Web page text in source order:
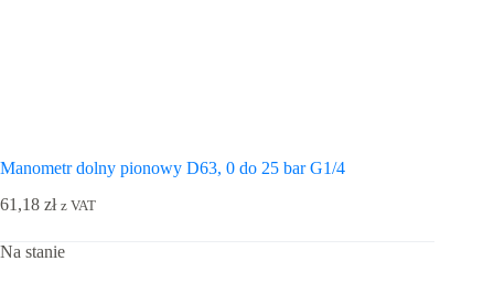
Manometr dolny pionowy D63, 0 do 25 bar G1/4
61,18 zł z VAT
Na stanie